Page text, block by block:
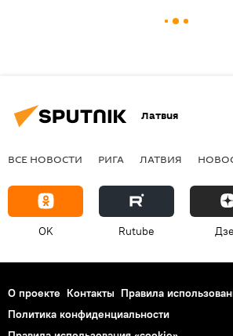
Латвия
ВСЕ НОВОСТИ РИГА ЛАТВИЯ
OK Rutube
О проекте Контакты Правила
Политика конфиденциальности